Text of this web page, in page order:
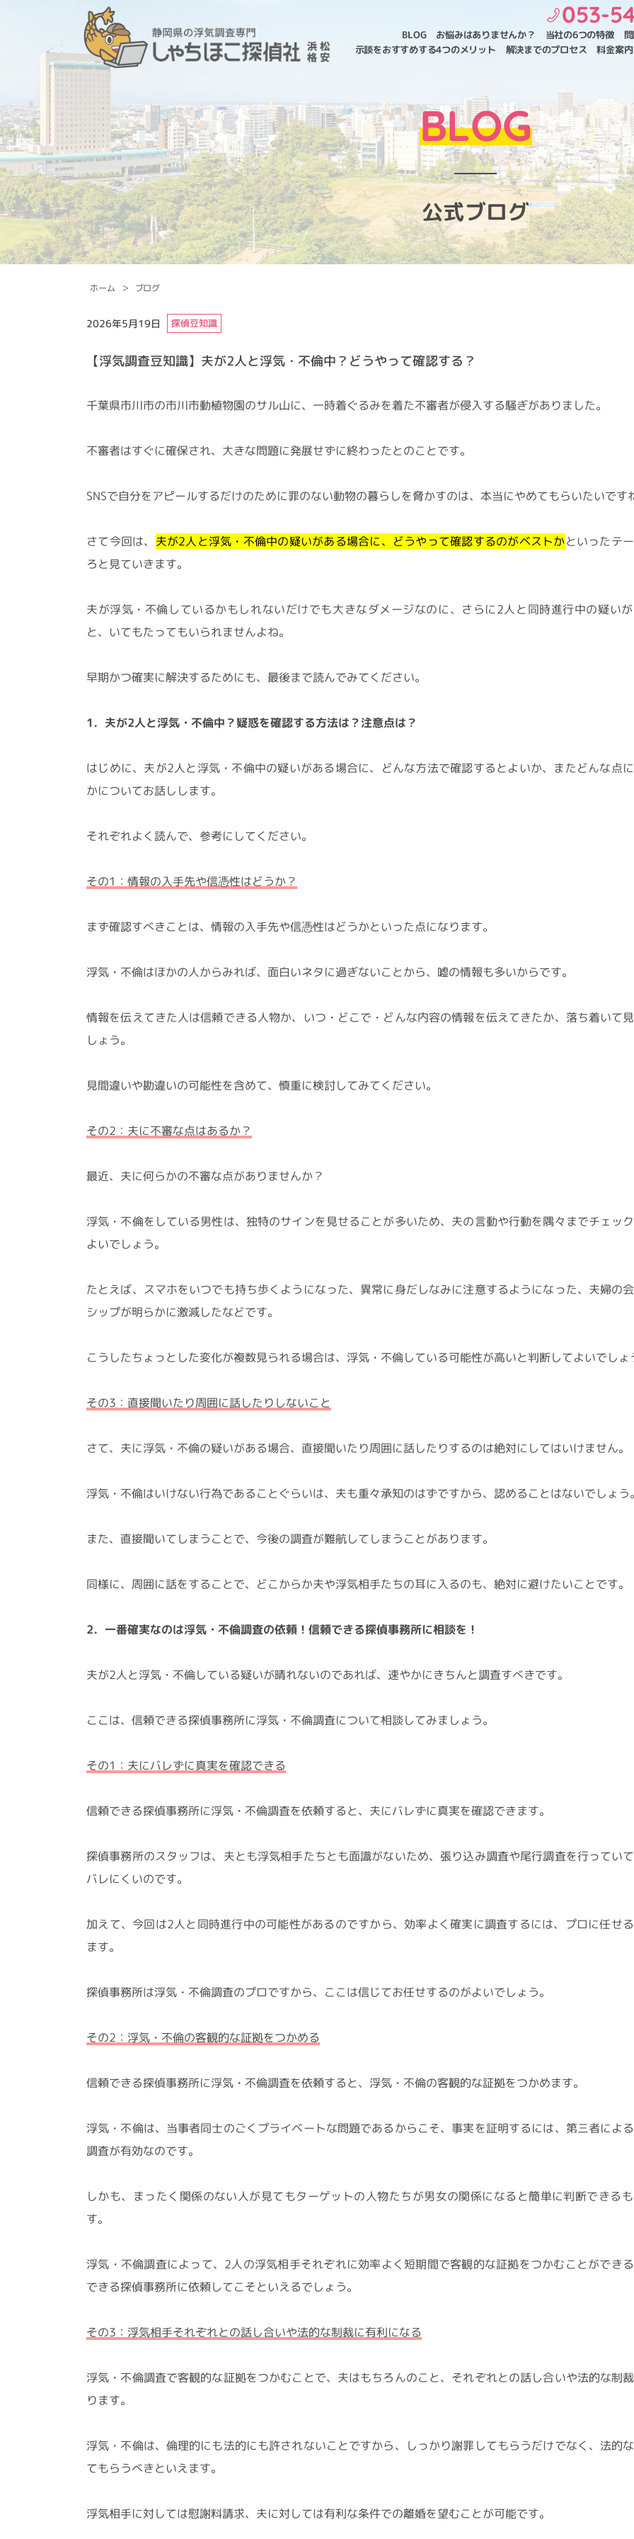
053-
BLOG お悩みはありませんか？ 当社の6つの特徴
示談をおすすめする4つのメリット
解決までのプロセス 料金案内
BLOG
公式ブログ
ホーム ブログ
2026年5月19日 探偵豆知識
【浮気調査豆知識】夫が2人と浮気・不倫中？どうやって確認する？
千葉県市川市の市川市動植物園のサル山に、一時着ぐるみを着た不審者が侵入する騒ぎがありました。
不審者はすぐに確保され、大きな問題に発展せずに終わったとのことです。
SNSで自分をアピールするだけのために罪のない動物の暮らしを脅かすのは、本当にやめてもらいたいです
さて今回は、 夫が2人と浮気・不倫中の疑いがある場合に、どうやって確認するのがベストかといったテ
ろと見ていきます。
夫が浮気・不倫しているかもしれないだけでも大きなダメージなのに、さらに2人と同時進行中の疑い
と、いてもたってもいられませんよね。
早期かつ確実に解決するためにも、最後まで読んでみてください。
1．夫が2人と浮気・不倫中？疑惑を確認する方法は？注意点は？
はじめに、夫が2人と浮気・不倫中の疑いがある場合に、どんな方法で確認するとよいか、またどんな点
かについてお話しします。
それぞれよく読んで、参考にしてください。
その1：情報の入手先や信憑性はどうか？
まず確認すべきことは、情報の入手先や信憑性はどうかといった点になります。
浮気・不倫はほかの人からみれば、面白いネタに過ぎないことから、嘘の情報も多いからです。
情報を伝えてきた人は信頼できる人物か、いつ・どこで・どんな内容の情報を伝えてきたか、落ち着いて
しょう。
見間違いや勘違いの可能性を含めて、慎重に検討してみてください。
その2：夫に不審な点はあるか？
最近、夫に何らかの不審な点がありませんか？
浮気・不倫をしている男性は、独特のサインを見せることが多いため、夫の言動や行動を隅々までチェッ
よいでしょう。
たとえば、スマホをいつでも持ち歩くようになった、異常に身だしなみに注意するようになった、夫婦の
シップが明らかに激減したなどです。
こうしたちょっとした変化が複数見られる場合は、浮気・不倫している可能性が高いと判断してよいでしょ
その3：直接聞いたり周囲に話したりしないこと
さて、夫に浮気・不倫の疑いがある場合、直接聞いたり周囲に話したりするのは絶対にしてはいけません。
浮気・不倫はいけない行為であることぐらいは、夫も重々承知のはずですから、認めることはないでしょう。
また、直接聞いてしまうことで、今後の調査が難航してしまうことがあります。
同様に、周囲に話をすることで、どこからか夫や浮気相手たちの耳に入るのも、絶対に避けたいことです。
2．一番確実なのは浮気・不倫調査の依頼！信頼できる探偵事務所に相談を！
夫が2人と浮気・不倫している疑いが晴れないのであれば、速やかにきちんと調査すべきです。
ここは、信頼できる探偵事務所に浮気・不倫調査について相談してみましょう。
その1：夫にバレずに真実を確認できる
信頼できる探偵事務所に浮気・不倫調査を依頼すると、夫にバレずに真実を確認できます。
探偵事務所のスタッフは、夫とも浮気相手たちとも面識がないため、張り込み調査や尾行調査を行ってい
バレにくいのです。
加えて、今回は2人と同時進行中の可能性があるのですから、効率よく確実に調査するには、プロに任せ
ます。
探偵事務所は浮気・不倫調査のプロですから、ここは信じてお任せするのがよいでしょう。
その2：浮気・不倫の客観的な証拠をつかめる
信頼できる探偵事務所に浮気・不倫調査を依頼すると、浮気・不倫の客観的な証拠をつかめます。
浮気・不倫は、当事者同士のごくプライベートな問題であるからこそ、事実を証明するには、第三者によ
調査が有効なのです。
しかも、まったく関係のない人が見てもターゲットの人物たちが男女の関係になると簡単に判断できる
す。
浮気・不倫調査によって、2人の浮気相手それぞれに効率よく短期間で客観的な証拠をつかむことができ
できる探偵事務所に依頼してこそといえるでしょう。
その3：浮気相手それぞれとの話し合いや法的な制裁に有利になる
浮気・不倫調査で客観的な証拠をつかむことで、夫はもちろんのこと、それぞれとの話し合いや法的な制
ります。
浮気・不倫は、倫理的にも法的にも許されないことですから、しっかり謝罪してもらうだけでなく、法的
てもらうべきといえます。
浮気相手に対しては慰謝料請求、夫に対しては有利な条件での離婚を望むことが可能です。